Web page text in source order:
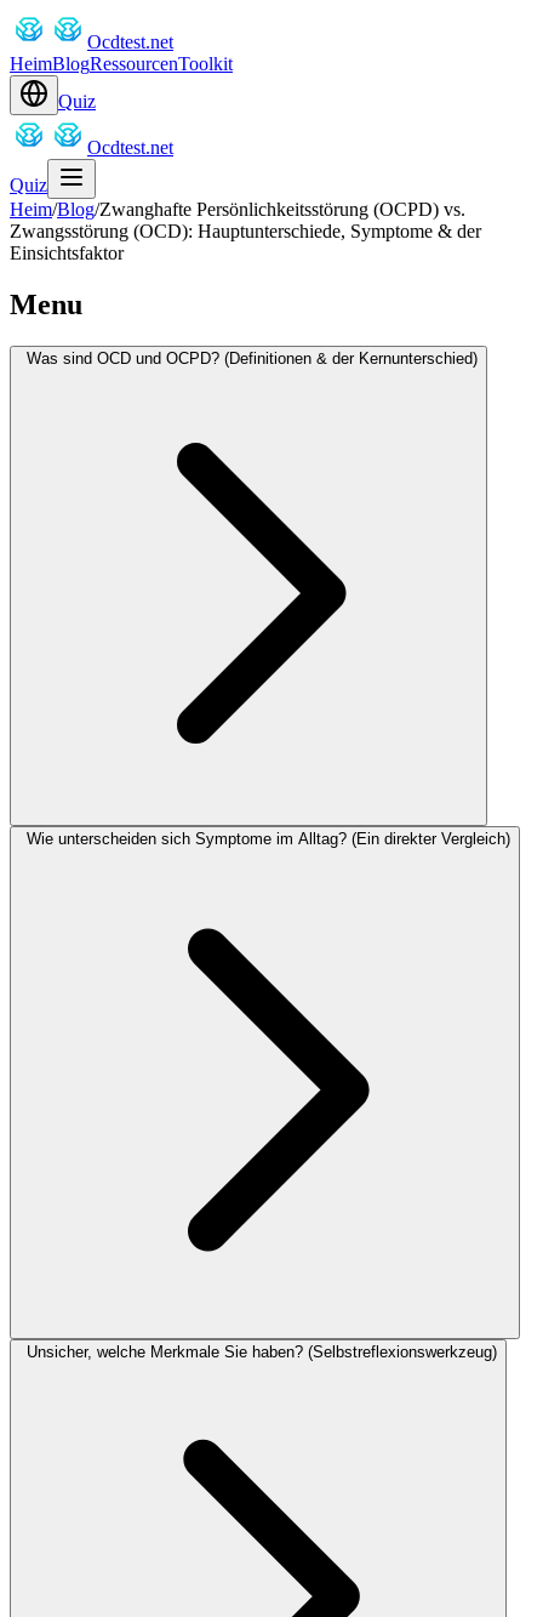
Ocdtest.net
HeimBlogRessourcenToolkit
Quiz
Ocdtest.net
Quiz
Heim/Blog/Zwanghafte Persönlichkeitsstörung (OCPD) vs.
Zwangsstörung (OCD): Hauptunterschiede, Symptome & der
Einsichtsfaktor
Menu
Was sind OCD und OCPD? (Definitionen & der Kernunterschied)
Wie unterscheiden sich Symptome im Alltag? (Ein direkter Vergleich)
Unsicher, welche Merkmale Sie haben? (Selbstreflexionswerkzeug)